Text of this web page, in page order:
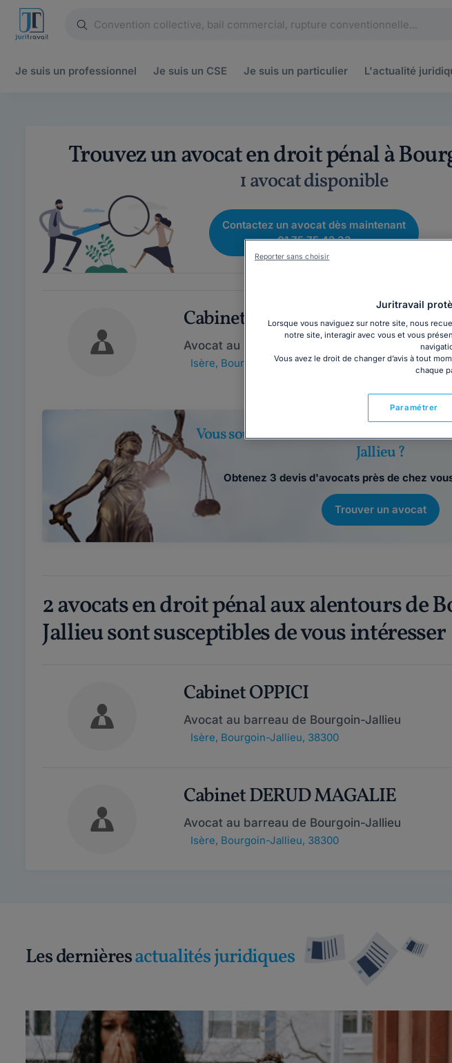
Je suis un professionnel Je suis un CSE Je suis un particulier L'actualité
Trouvez un avocat en droit pénal à
1 avocat disponible
Contactez un avocat dès maintenant
01 75 75 42 33
Cabinet CHASTEAU
Avocat au barreau de Bourgoin-Jallieu
Isère, Bourgoin-Jallieu, 38300
Vous souhaitez rencontrer un avocat en
Jallieu ?
Obtenez 3 devis d'avocats près de chez
Trouver un avocat
2 avocats en droit pénal aux alentours de
Jallieu sont susceptibles de vous intéresser
Cabinet OPPICI
Avocat au barreau de Bourgoin-Jallieu
Isère, Bourgoin-Jallieu, 38300
Cabinet DERUD MAGALIE
Avocat au barreau de Bourgoin-Jallieu
Isère, Bourgoin-Jallieu, 38300
Les dernièresactualités juridiques
Juritravail
Lorsque vous naviguez sur notre site, nous
notre site, interagir avec vous et vous
Vous avez le droit de changer d’avis à tout
chaque
Paramétrer
Reporter sans choisir